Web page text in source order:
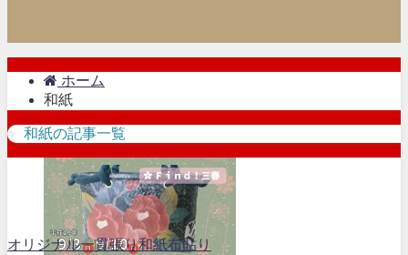
ホーム
和紙
和紙の記事一覧
オリジナル一貫張り和紙布貼り